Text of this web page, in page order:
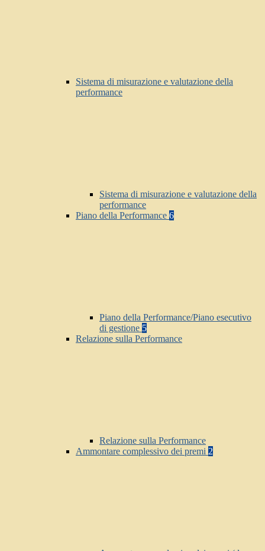
Sistema di misurazione e valutazione della
performance
Sistema di misurazione e valutazione della
performance
Piano della Performance 6
Piano della Performance/Piano esecutivo
di gestione 5
Relazione sulla Performance
Relazione sulla Performance
Ammontare complessivo dei premi 2